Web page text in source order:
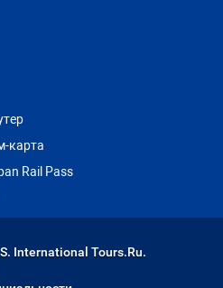
карта
Rail Pass
International Tours.Ru.